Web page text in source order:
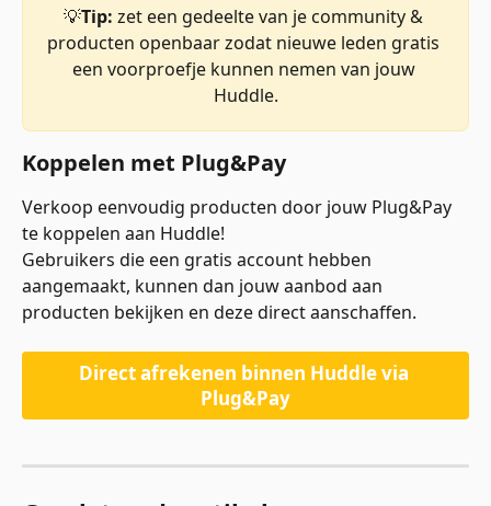
💡Tip: zet een gedeelte van je community &
producten openbaar zodat nieuwe leden gratis
een voorproefje kunnen nemen van jouw
Huddle.
Koppelen met Plug&Pay
Verkoop eenvoudig producten door jouw Plug&Pay
te koppelen aan Huddle!
Gebruikers die een gratis account hebben
aangemaakt, kunnen dan jouw aanbod aan
producten bekijken en deze direct aanschaffen.
Direct afrekenen binnen Huddle via
Plug&Pay